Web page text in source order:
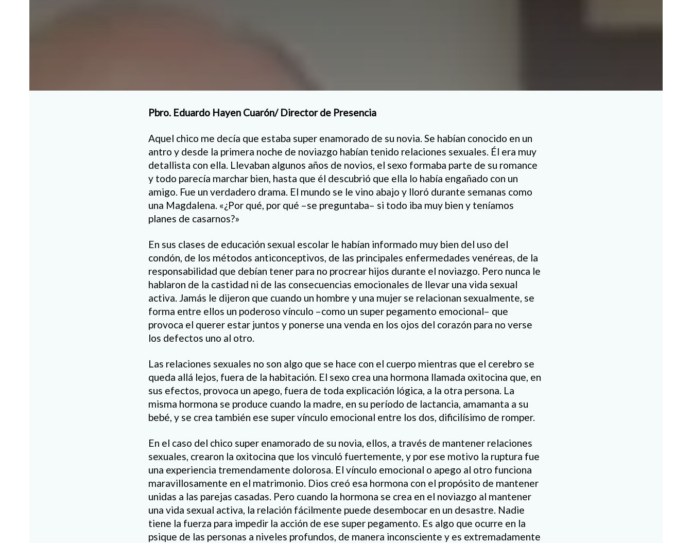
Pbro. Eduardo Hayen Cuarón/ Director de Presencia
Aquel chico me decía que estaba super enamorado de su novia. Se habían conocido en un
antro y desde la primera noche de noviazgo habían tenido relaciones sexuales. Él era muy
detallista con ella. Llevaban algunos años de novios, el sexo formaba parte de su romance
y todo parecía marchar bien, hasta que él descubrió que ella lo había engañado con un
amigo. Fue un verdadero drama. El mundo se le vino abajo y lloró durante semanas como
una Magdalena. «¿Por qué, por qué –se preguntaba– si todo iba muy bien y teníamos
planes de casarnos?»
En sus clases de educación sexual escolar le habían informado muy bien del uso del
condón, de los métodos anticonceptivos, de las principales enfermedades venéreas, de la
responsabilidad que debían tener para no procrear hijos durante el noviazgo. Pero nunca le
hablaron de la castidad ni de las consecuencias emocionales de llevar una vida sexual
activa. Jamás le dijeron que cuando un hombre y una mujer se relacionan sexualmente, se
forma entre ellos un poderoso vínculo –como un super pegamento emocional– que
provoca el querer estar juntos y ponerse una venda en los ojos del corazón para no verse
los defectos uno al otro.
Las relaciones sexuales no son algo que se hace con el cuerpo mientras que el cerebro se
queda allá lejos, fuera de la habitación. El sexo crea una hormona llamada oxitocina que, en
sus efectos, provoca un apego, fuera de toda explicación lógica, a la otra persona. La
misma hormona se produce cuando la madre, en su período de lactancia, amamanta a su
bebé, y se crea también ese super vínculo emocional entre los dos, dificilísimo de romper.
En el caso del chico super enamorado de su novia, ellos, a través de mantener relaciones
sexuales, crearon la oxitocina que los vinculó fuertemente, y por ese motivo la ruptura fue
una experiencia tremendamente dolorosa. El vínculo emocional o apego al otro funciona
maravillosamente en el matrimonio. Dios creó esa hormona con el propósito de mantener
unidas a las parejas casadas. Pero cuando la hormona se crea en el noviazgo al mantener
una vida sexual activa, la relación fácilmente puede desembocar en un desastre. Nadie
tiene la fuerza para impedir la acción de ese super pegamento. Es algo que ocurre en la
psique de las personas a niveles profundos, de manera inconsciente y es extremadamente